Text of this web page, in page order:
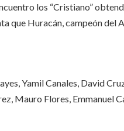
los “Cristiano”
que Huracán, campeón
Yamil Canales, David
Mauro Flores, Emmanuel